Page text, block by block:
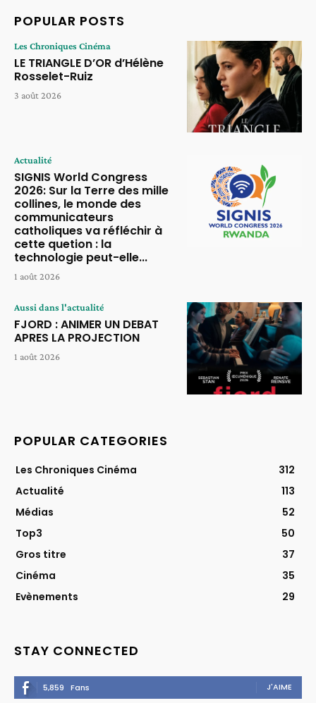
POPULAR POSTS
Les Chroniques Cinéma
LE TRIANGLE D’OR d’Hélène
Rosselet-Ruiz
3 août 2026
Actualité
SIGNIS World Congress
2026: Sur la Terre des mille
collines, le monde des
communicateurs
catholiques va réfléchir à
cette quetion : la
technologie peut-elle...
1 août 2026
Aussi dans l'actualité
FJORD : ANIMER UN DEBAT
APRES LA PROJECTION
1 août 2026
POPULAR CATEGORIES
Les Chroniques Cinéma
312
Actualité
113
Médias
52
Top3
50
Gros titre
37
Cinéma
35
Evènements
29
STAY CONNECTED
5,859 Fans J'AIME